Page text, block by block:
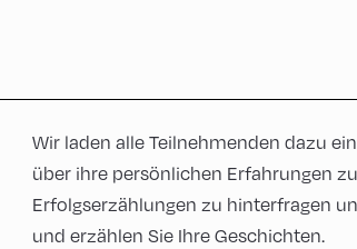
Wir laden alle Teilnehmenden dazu
über ihre persönlichen Erfahrungen
Erfolgserzählungen zu hinterfragen
und erzählen Sie Ihre Geschichten.